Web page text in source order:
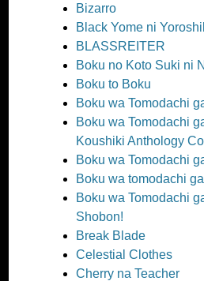
Bizarro
Black Yome ni
BLASSREITER
Boku no Koto Suki ni
Boku to Boku
Boku wa Tomodachi
Boku wa Tomodachi
Koushiki Anthology
Boku wa Tomodachi
Boku wa tomodachi
Boku wa Tomodachi
Shobon!
Break Blade
Celestial Clothes
Cherry na Teacher